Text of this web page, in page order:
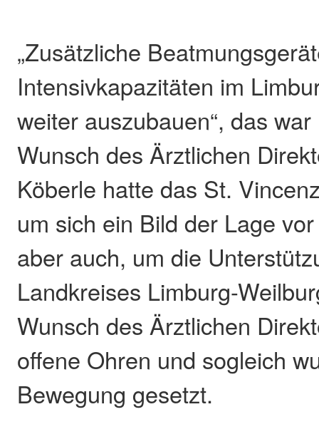
„Zusätzliche
Intensivkapazitäten im
weiter auszubauen“, das
Wunsch des Ärztlichen
Köberle hatte das St.
um sich ein Bild der Lage
aber auch, um die
Landkreises Limburg-
Wunsch des Ärztlichen
offene Ohren und sogleich
Bewegung gesetzt.